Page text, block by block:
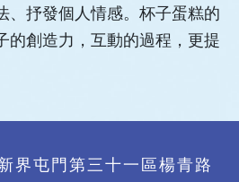
、抒發個人情感。杯子蛋糕的
的創造力，互動的過程，更提
界屯門第三十一區楊青路